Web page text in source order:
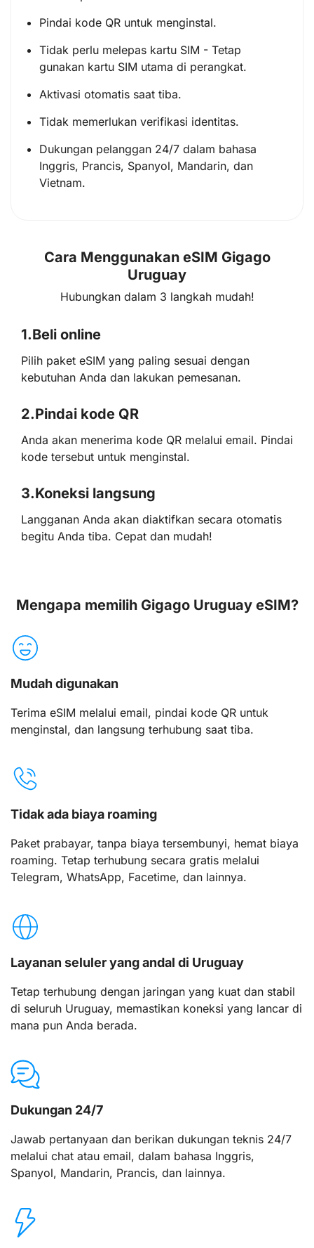
Pindai kode QR untuk menginstal.
Tidak perlu melepas kartu SIM - Tetap
gunakan kartu SIM utama di perangkat.
Aktivasi otomatis saat tiba.
Tidak memerlukan verifikasi identitas.
Dukungan pelanggan 24/7 dalam bahasa
Inggris, Prancis, Spanyol, Mandarin, dan
Vietnam.
Cara Menggunakan eSIM Gigago
Uruguay
Hubungkan dalam 3 langkah mudah!
1.Beli online
Pilih paket eSIM yang paling sesuai dengan
kebutuhan Anda dan lakukan pemesanan.
2.Pindai kode QR
Anda akan menerima kode QR melalui email. Pindai
kode tersebut untuk menginstal.
3.Koneksi langsung
Langganan Anda akan diaktifkan secara otomatis
begitu Anda tiba. Cepat dan mudah!
Mengapa memilih Gigago Uruguay eSIM?
Mudah digunakan
Terima eSIM melalui email, pindai kode QR untuk
menginstal, dan langsung terhubung saat tiba.
Tidak ada biaya roaming
Paket prabayar, tanpa biaya tersembunyi, hemat biaya
roaming. Tetap terhubung secara gratis melalui
Telegram, WhatsApp, Facetime, dan lainnya.
Layanan seluler yang andal di Uruguay
Tetap terhubung dengan jaringan yang kuat dan stabil
di seluruh Uruguay, memastikan koneksi yang lancar di
mana pun Anda berada.
Dukungan 24/7
Jawab pertanyaan dan berikan dukungan teknis 24/7
melalui chat atau email, dalam bahasa Inggris,
Spanyol, Mandarin, Prancis, dan lainnya.